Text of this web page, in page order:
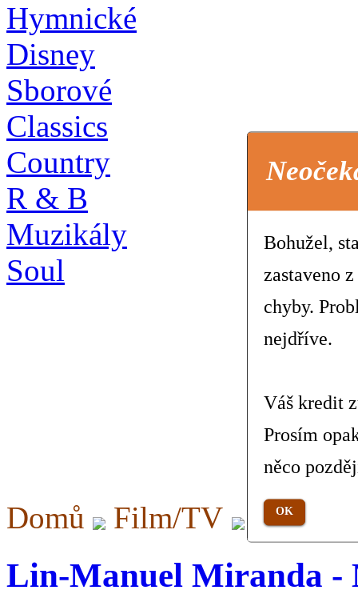
Hymnické
Disney
Sborové
Classics
Country
R & B
Muzikály
Soul
Domů Film/TV My
Lin-Manuel Miranda -
Bohužel,
zastaveno
chyby.
nejdříve.
Váš kredit
Prosím
něco
OK